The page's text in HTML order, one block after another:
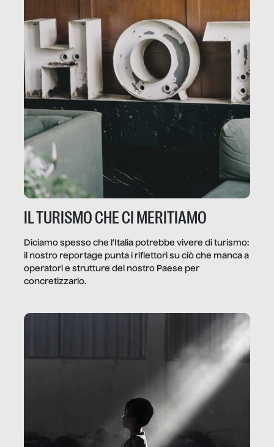
IL TURISMO CHE CI MERITIAMO
Diciamo spesso che l’Italia potrebbe vivere di turismo:
il nostro reportage punta i riflettori su ciò che manca a
operatori e strutture del nostro Paese per
concretizzarlo.